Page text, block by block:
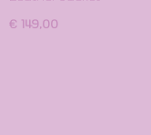
€ 149,00